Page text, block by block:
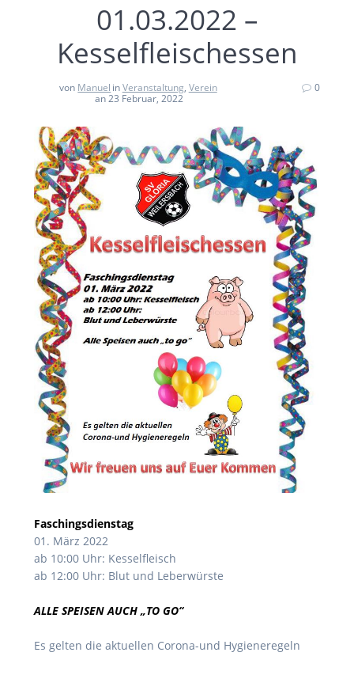
01.03.2022 –
Kesselfleischessen
von Manuel inVeranstaltung, Verein
an 23 Februar, 2022
0
Faschingsdienstag
01. März 2022
ab 10:00 Uhr: Kesselfleisch
ab 12:00 Uhr: Blut und Leberwürste
ALLE SPEISEN AUCH „TO GO“
Es gelten die aktuellen Corona-und Hygieneregeln